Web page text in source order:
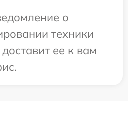
о
техники
ее к вам